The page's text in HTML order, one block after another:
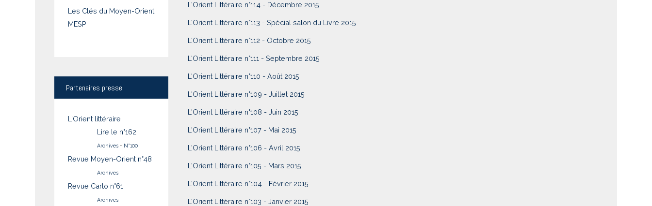
L'Orient Littéraire n°114 - Décembre 2015
L'Orient Littéraire n°113 - Spécial salon du Livre 2015
L'Orient Littéraire n°112 - Octobre 2015
L'Orient Littéraire n°111 - Septembre 2015
L'Orient Littéraire n°110 - Août 2015
L'Orient Littéraire n°109 - Juillet 2015
L'Orient Littéraire n°108 - Juin 2015
L'Orient Littéraire n°107 - Mai 2015
L'Orient Littéraire n°106 - Avril 2015
L'Orient Littéraire n°105 - Mars 2015
L'Orient Littéraire n°104 - Février 2015
L'Orient Littéraire n°103 - Janvier 2015
Les Clés du Moyen-Orient
MESP
Partenaires presse
L'Orient littéraire
Lire le n°162
Archives - N°100
Revue Moyen-Orient n°48
Archives
Revue Carto n°61
Archives